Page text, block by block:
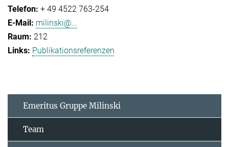
+ 49 4522 763-254
milinski@...
212
Publikationsreferenzen
Emeritus Gruppe Milinski
Team